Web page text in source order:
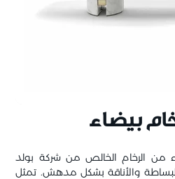
بيضاء
من الرخام الخالص من شركة بولد
والأناقة بشكل مدهش. تمثل